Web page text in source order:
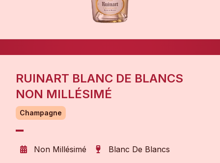
RUINART BLANC DE BLANCS
NON MILLÉSIMÉ
Champagne
Non Millésimé
Blanc De Blancs